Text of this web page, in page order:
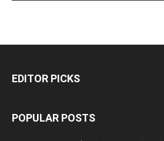
EDITOR PICKS
POPULAR POSTS